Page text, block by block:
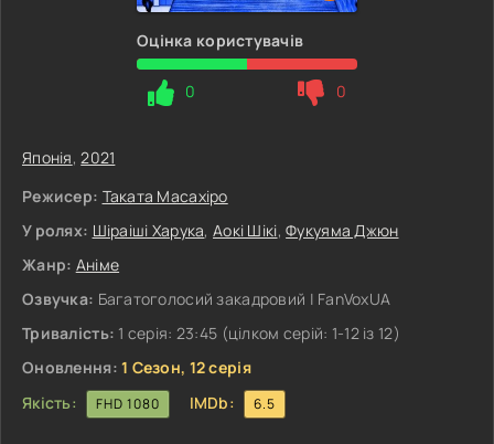
Оцінка користувачів
0 0
Японія,2021
Режисер: Таката Масахіро
У ролях: Шіраіші Харука,Аокі Шікі,Фукуяма Джюн
Жанр: Аніме
Озвучка: Багатоголосий закадровий | FanVoxUA
Тривалість: 1 серія: 23:45 (цілком серій: 1-12 із 12)
Оновлення: 1 Сезон, 12 серія
Якість:
FHD 1080 IMDb: 6.5